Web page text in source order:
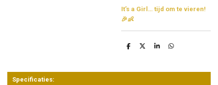
It’s a Girl… tijd om te vieren!
🎉👶
D
n
D
S
e
D
n
Specificaties: